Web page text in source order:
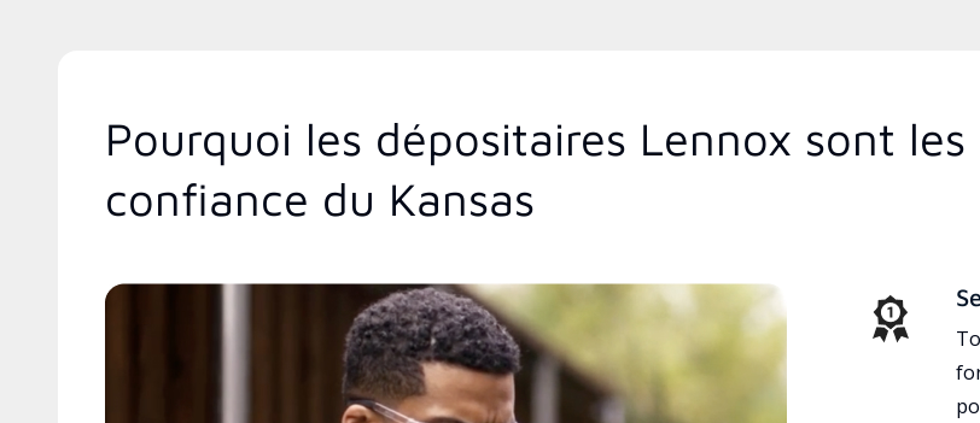
Pourquoi les dépositaires Lennox sont les
confiance du Kansas